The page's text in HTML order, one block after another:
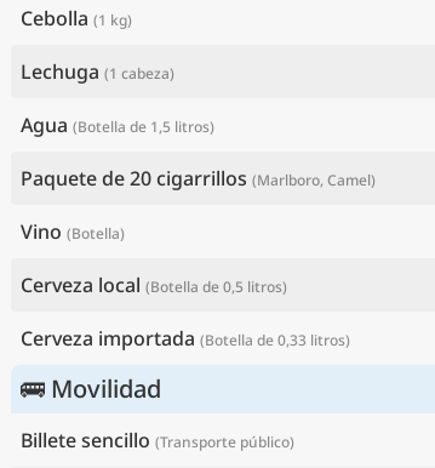
Cebolla (1 kg)
Lechuga (1 cabeza)
Agua (Botella de 1,5 litros)
Paquete de 20 cigarrillos (Marlboro, Camel)
Vino (Botella)
Cerveza local (Botella de 0,5 litros)
Cerveza importada (Botella de 0,33 litros)
🚌 Movilidad
Billete sencillo (Transporte público)